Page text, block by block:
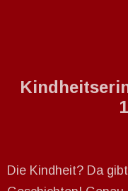
Die Kindheit? Da